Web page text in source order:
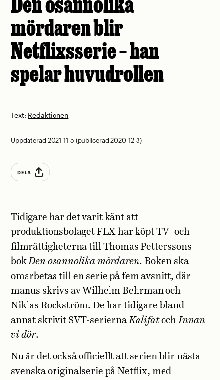
mördaren blir
Netflixsserie – han
spelar huvudrollen
Text: Redaktionen
Uppdaterad 2021-11-5 (publicerad 2020-12-3)
DELA
Tidigarehar det varit känt att
produktionsbolaget FLX har köpt TV- och
filmrättigheterna till Thomas Petterssons
bokDen osannolika mördaren. Boken ska
omarbetas till en serie på fem avsnitt, där
manus skrivs av Wilhelm Behrman och
Niklas Rockström. De har tidigare bland
annat skrivit SVT-seriernaKalifatochInnan
vi dör.
Nu är det också officiellt att serien blir nästa
svenska originalserie på Netflix, med